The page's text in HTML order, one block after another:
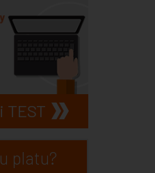
platu?